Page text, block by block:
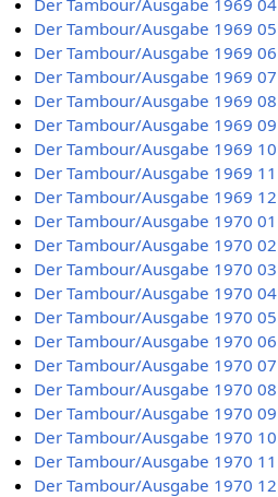
Der Tambour/Ausgabe 1969 05
Der Tambour/Ausgabe 1969 06
Der Tambour/Ausgabe 1969 07
Der Tambour/Ausgabe 1969 08
Der Tambour/Ausgabe 1969 09
Der Tambour/Ausgabe 1969 10
Der Tambour/Ausgabe 1969 11
Der Tambour/Ausgabe 1969 12
Der Tambour/Ausgabe 1970 01
Der Tambour/Ausgabe 1970 02
Der Tambour/Ausgabe 1970 03
Der Tambour/Ausgabe 1970 04
Der Tambour/Ausgabe 1970 05
Der Tambour/Ausgabe 1970 06
Der Tambour/Ausgabe 1970 07
Der Tambour/Ausgabe 1970 08
Der Tambour/Ausgabe 1970 09
Der Tambour/Ausgabe 1970 10
Der Tambour/Ausgabe 1970 11
Der Tambour/Ausgabe 1970 12